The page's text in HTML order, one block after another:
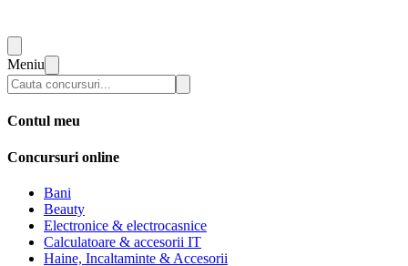
Meniu
Contul meu
Concursuri online
Bani
Beauty
Electronice & electrocasnice
Calculatoare & accesorii IT
Haine, Incaltaminte & Accesorii